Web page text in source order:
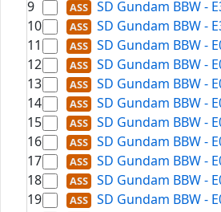
9
SD Gundam BBW -
10
SD Gundam BBW -
11
SD Gundam BBW -
12
SD Gundam BBW -
13
SD Gundam BBW -
14
SD Gundam BBW -
15
SD Gundam BBW -
16
SD Gundam BBW -
17
SD Gundam BBW -
18
SD Gundam BBW -
19
SD Gundam BBW -